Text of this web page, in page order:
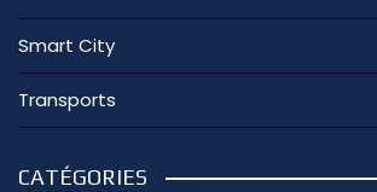
Smart City
Transports
CATÉGORIES